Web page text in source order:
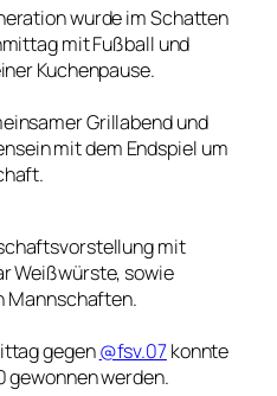
wurde im Schatten
mit Fußball und
Kuchenpause.
Grillabend und
mit dem Endspiel um
mit
Weißwürste, sowie
Mannschaften.
gegen@fsv.07konnte
gewonnen werden.